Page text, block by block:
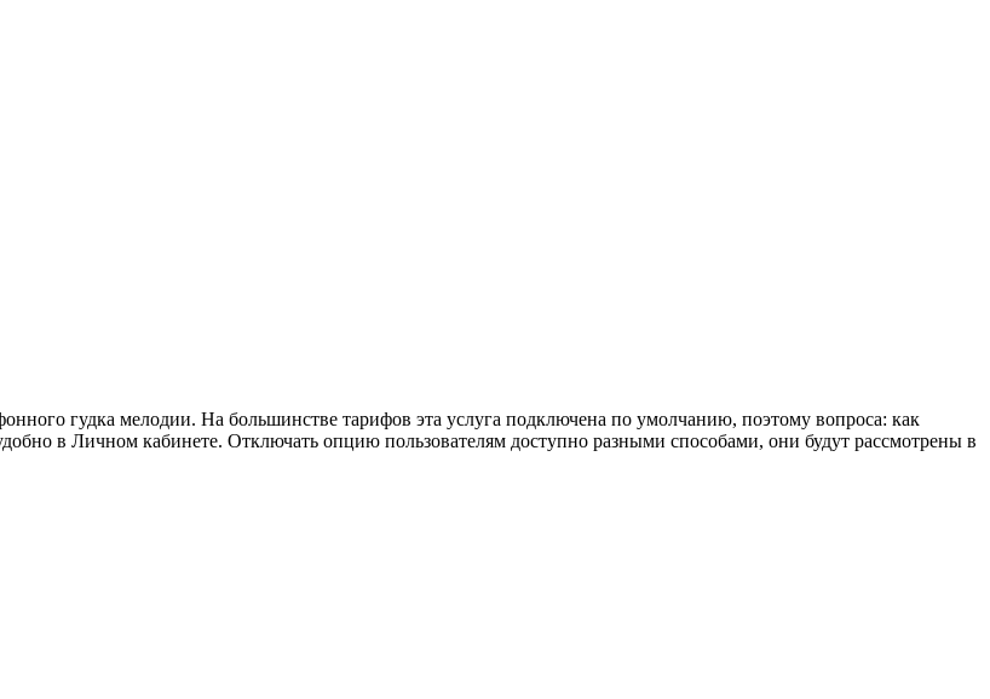
гудка мелодии. На большинстве тарифов эта услуга подключена по умолчанию, поэтому вопроса: как
в Личном кабинете. Отключать опцию пользователям доступно разными способами, они будут рассмотрены в